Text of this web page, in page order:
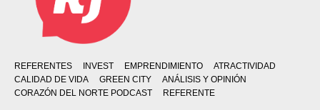
REFERENTES INVEST EMPRENDIMIENTO
ATRACTIVIDAD
CALIDAD DE VIDA
GREEN CITY
ANÁLISIS Y OPINIÓN
CORAZÓN DEL NORTE PODCAST
REFERENTE